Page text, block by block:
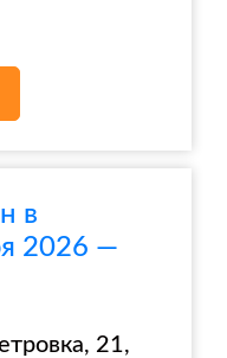
в
2026 —
21,